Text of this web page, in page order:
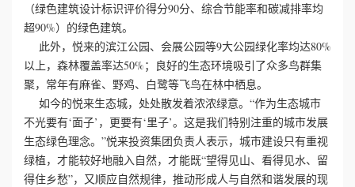
（绿色建筑设计标识评价得分90分、综合节能率和碳减排率均
超90%）的绿色建筑。
此外，悦来的滨江公园、会展公园等9大公园绿化率均达80%
以上，森林覆盖率达50%；良好的生态环境吸引了众多鸟群集
聚，常年有麻雀、野鸡、白鹭等飞鸟在林中栖息。
如今的悦来生态城，处处散发着浓浓绿意。“作为生态城市
不光要有‘面子’，更要有‘里子’。这是我们特别注重的城市发展
生态绿色理念。”悦来投资集团负责人表示，城市建设只有重视
绿植，才能较好地融入自然，才能既“望得见山、看得见水、留
得住乡愁”，又顺应自然规律，推动形成人与自然和谐发展的现